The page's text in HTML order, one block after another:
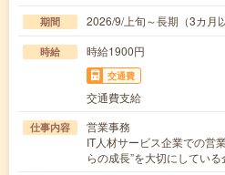
期間 2026/9/上旬～長期（3カ
時給 時給1900円
交通費
交通費支給
仕事内容
営業事務
IT人材サービス企業での営
らの成長”を大切にしてい